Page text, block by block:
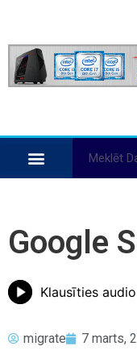
Google
Klausīties
migrate 7 marts,